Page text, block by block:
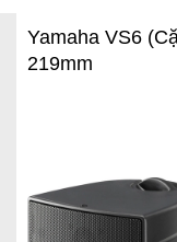
Yamaha VS6
219mm